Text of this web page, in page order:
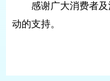
感谢广大消费者
动的支持。